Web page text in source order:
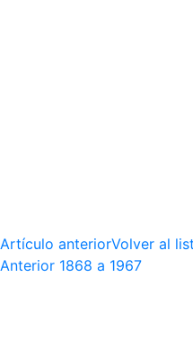
Artículo anteriorVolver al
Anterior 1868 a 1967